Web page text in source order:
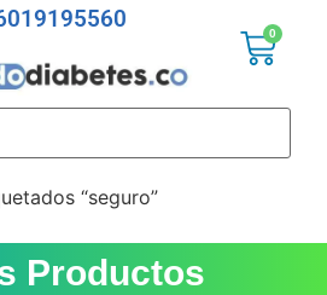
0
“seguro”
Productos